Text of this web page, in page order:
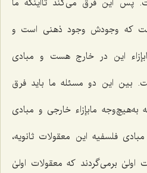
که وجودش وجود ذهنی است و
این در خارج هست و مبادی
بین این دو مسئله ما باید فرق
به‌هیچ‌وجه مابإزاء خارجی و مبادی
فلسفیه این معقولات ثانویه،
اولیٰ برمی‌گردند که معقولات اولیٰ